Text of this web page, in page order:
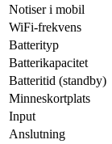
Notiser i mobil
WiFi-frekvens
Batterityp
Batterikapacitet
Batteritid (standby)
Minneskortplats
Input
Anslutning